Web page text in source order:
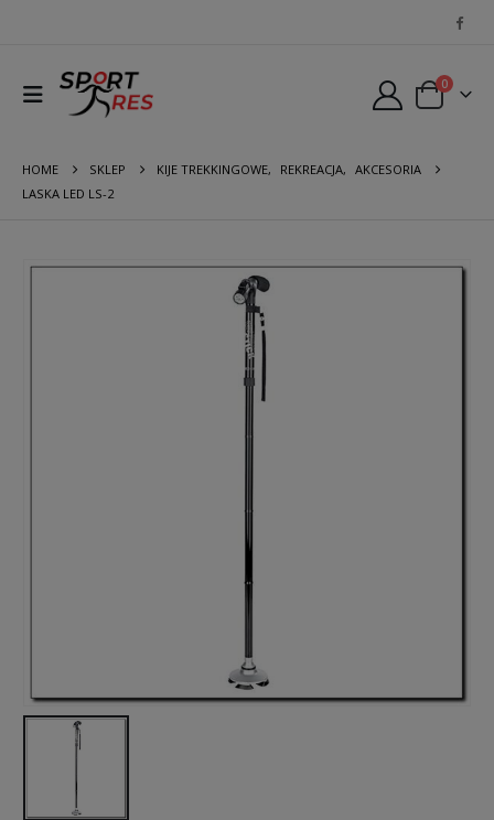
0
HOME SKLEP KIJE TREKKINGOWE, REKREACJA, AKCESORIA
LASKA LED LS-2